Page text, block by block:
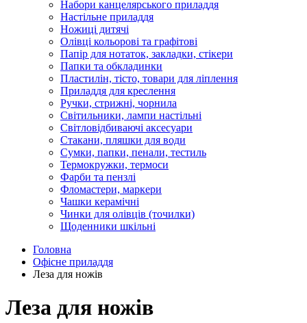
Набори канцелярського приладдя
Настільне приладдя
Ножиці дитячі
Олівці кольорові та графітові
Папір для нотаток, закладки, стікери
Папки та обкладинки
Пластилін, тісто, товари для ліплення
Приладдя для креслення
Ручки, стрижні, чорнила
Світильники, лампи настільні
Світловідбиваючі аксесуари
Стакани, пляшки для води
Сумки, папки, пенали, тестиль
Термокружки, термоси
Фарби та пензлі
Фломастери, маркери
Чашки керамічні
Чинки для олівців (точилки)
Щоденники шкільні
Головна
Офісне приладдя
Леза для ножів
Леза для ножів